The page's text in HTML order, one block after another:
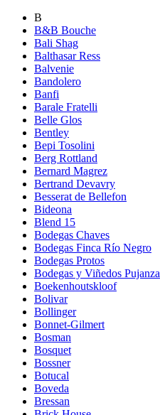
B
B&B Bouche
Bali Shag
Balthasar Ress
Balvenie
Bandolero
Banfi
Barale Fratelli
Belle Glos
Bentley
Bepi Tosolini
Berg Rottland
Bernard Magrez
Bertrand Devavry
Besserat de Bellefon
Bideona
Blend 15
Bodegas Chaves
Bodegas Finca Río Negro
Bodegas Protos
Bodegas y Viñedos Pujanza
Boekenhoutskloof
Bolivar
Bollinger
Bonnet-Gilmert
Bosman
Bosquet
Bossner
Botucal
Boveda
Bressan